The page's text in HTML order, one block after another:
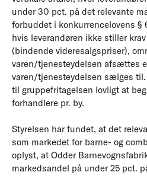
under 30 pct. på det relevante
forbuddet i konkurrencelovens
hvis leverandøren ikke stiller
(bindende videresalgspriser),
varen/tjenesteydelsen afsættes
varen/tjenesteydelsen sælges
til gruppefritagelsen lovligt at
forhandlere pr. by.
Styrelsen har fundet, at det
som markedet for barne- og
oplyst, at Odder
markedsandel på under 25 pct.